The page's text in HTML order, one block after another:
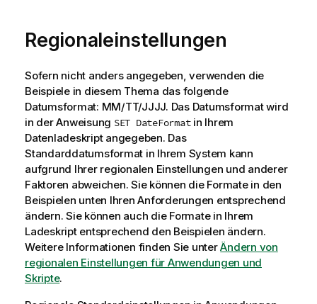
Regionaleinstellungen
Sofern nicht anders angegeben, verwenden die
Beispiele in diesem Thema das folgende
Datumsformat: MM/TT/JJJJ. Das Datumsformat wird
in der Anweisung SET DateFormatin Ihrem
Datenladeskript angegeben. Das
Standarddatumsformat in Ihrem System kann
aufgrund Ihrer regionalen Einstellungen und anderer
Faktoren abweichen. Sie können die Formate in den
Beispielen unten Ihren Anforderungen entsprechend
ändern. Sie können auch die Formate in Ihrem
Ladeskript entsprechend den Beispielen ändern.
Weitere Informationen finden Sie unterÄndern von
regionalen Einstellungen für Anwendungen und
Skripte.